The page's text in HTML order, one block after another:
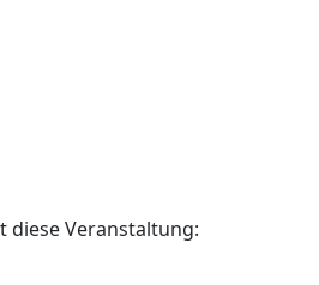
diese Veranstaltung: